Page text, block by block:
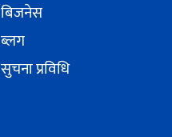
बिजनेस
ब्लग
सुचना प्रविधि